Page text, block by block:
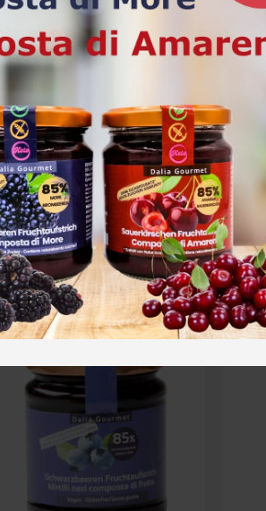
Crema di Nocciole e Cacao 200gr
8,90€
Acquista